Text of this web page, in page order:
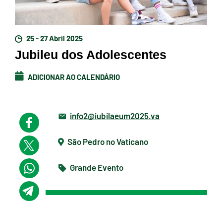
25 - 27 Abril 2025
Jubileu dos Adolescentes
ADICIONAR AO CALENDÁRIO
info2@iubilaeum2025.va
São Pedro no Vaticano
Grande Evento